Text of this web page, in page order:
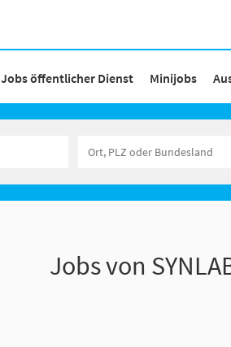
Jobs öffentlicher Dienst Minijobs
Jobs von